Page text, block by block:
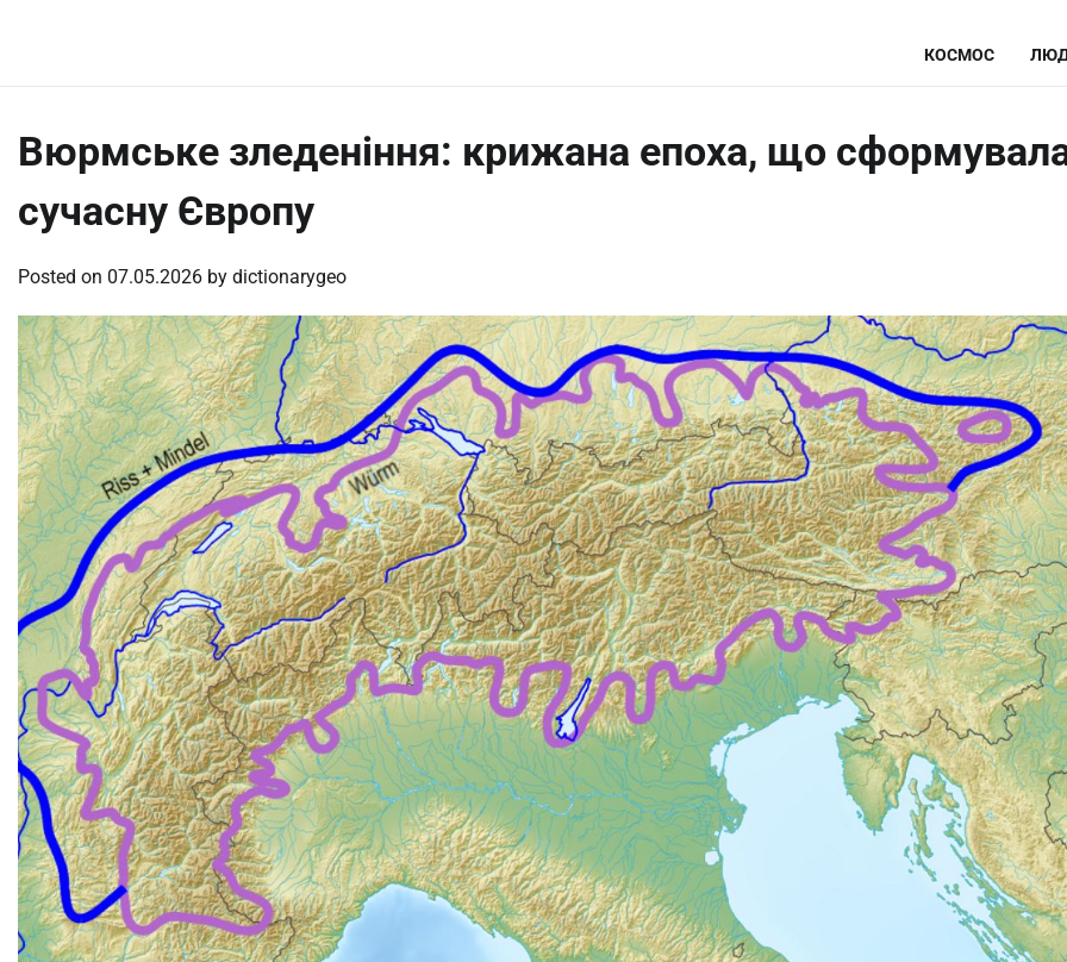
КОСМОС
Вюрмське зледеніння: крижана епоха, що
сучасну Європу
Posted on 07.05.2026 by dictionarygeo